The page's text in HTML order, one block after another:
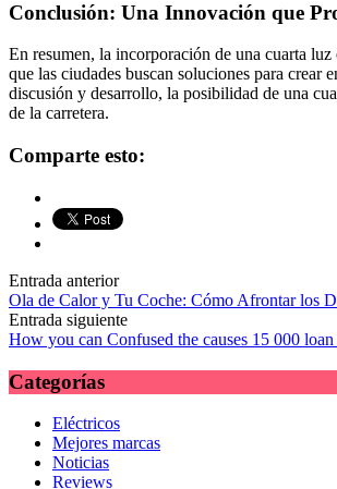
Conclusión: Una Innovación que
En resumen, la incorporación de una cuarta
que las ciudades buscan soluciones para crear
discusión y desarrollo, la posibilidad de una
de la carretera.
Comparte esto:
Navegación
de
las
entradas
Entrada anterior
Ola de Calor y Tu Coche: Cómo Afrontar los
Entrada siguiente
How you can Confused the causes 15 000
Categorías
Eléctricos
Mejores marcas
Noticias
Reviews